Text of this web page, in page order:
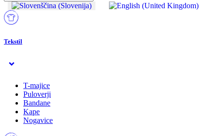
Tekstil
T-majice
Puloverji
Bandane
Kape
Nogavice